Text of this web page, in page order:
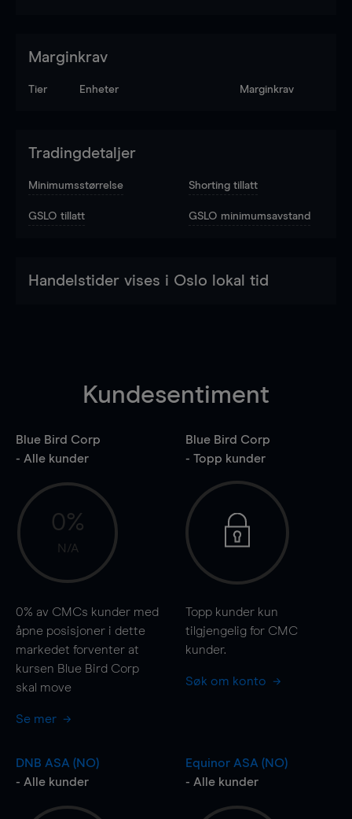
Marginkrav
Tier Enheter Marginkrav
Tradingdetaljer
Minimumsstørrelse Shorting tillatt
GSLO tillatt GSLO minimumsavstand
Handelstider vises i Oslo lokal tid
Kundesentiment
Blue Bird Corp
- Alle kunder
0%
N/A
0% av CMCs kunder med
åpne posisjoner i dette
markedet forventer at
kursen Blue Bird Corp
skal move
Se mer
Blue Bird Corp
- Topp kunder
Topp kunder kun
tilgjengelig for CMC
kunder.
Søk om konto
DNB ASA (NO)
- Alle kunder
Equinor ASA (NO)
- Alle kunder